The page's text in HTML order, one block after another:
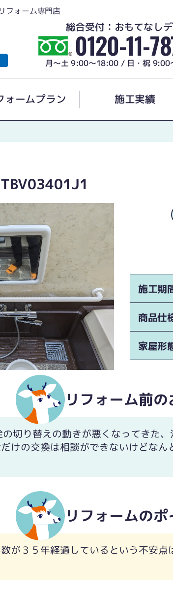
フォーム専門店
総合受付：おもてなし
0120-11-
月～土 9:00～18:00 / 日・祝 9:00
ォームプラン 施工実績
施工期
商品仕
家屋形
リフォーム前
切り替えの動きが悪くなってきた
けの交換は相談ができないけどなん
リフォームのポ
が３５年経過しているという不安
きます。